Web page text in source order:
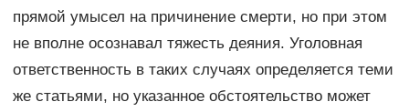
прямой умысел на причинение смерти, но при этом
не вполне осознавал тяжесть деяния. Уголовная
ответственность в таких случаях определяется теми
же статьями, но указанное обстоятельство может